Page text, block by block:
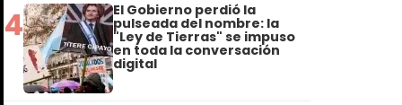
4 El Gobierno perdió la
pulseada del nombre: la
"Ley de Tierras" se impuso
en toda la conversación
digital